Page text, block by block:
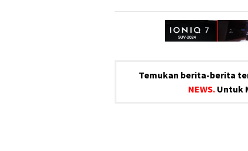
Temukan berita-berita
NEWS. Untuk